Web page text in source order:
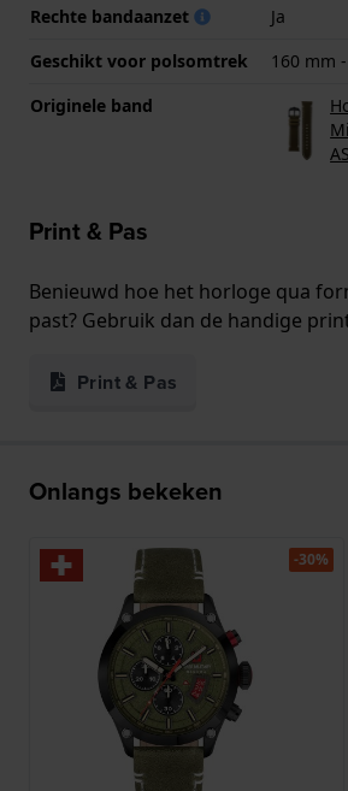
Rechte bandaanzet
Ja
Geschikt voor polsomtrek
160 mm
Originele band
Print & Pas
Benieuwd hoe het horloge qua
past? Gebruik dan de handige
Print & Pas
Onlangs bekeken
-30%